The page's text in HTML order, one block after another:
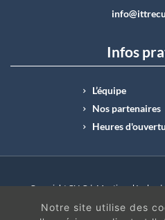
Infos
L’équipe
Nos partenaires
Heures
Copyright CLI © | Mentions légales |
N°Entreprise :
Notre site utilise des